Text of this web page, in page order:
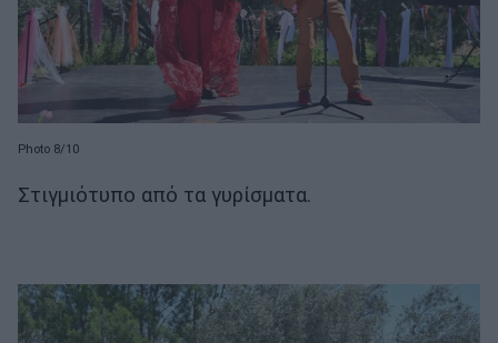
Photo 8/10
Στιγμιότυπο από τα γυρίσματα.